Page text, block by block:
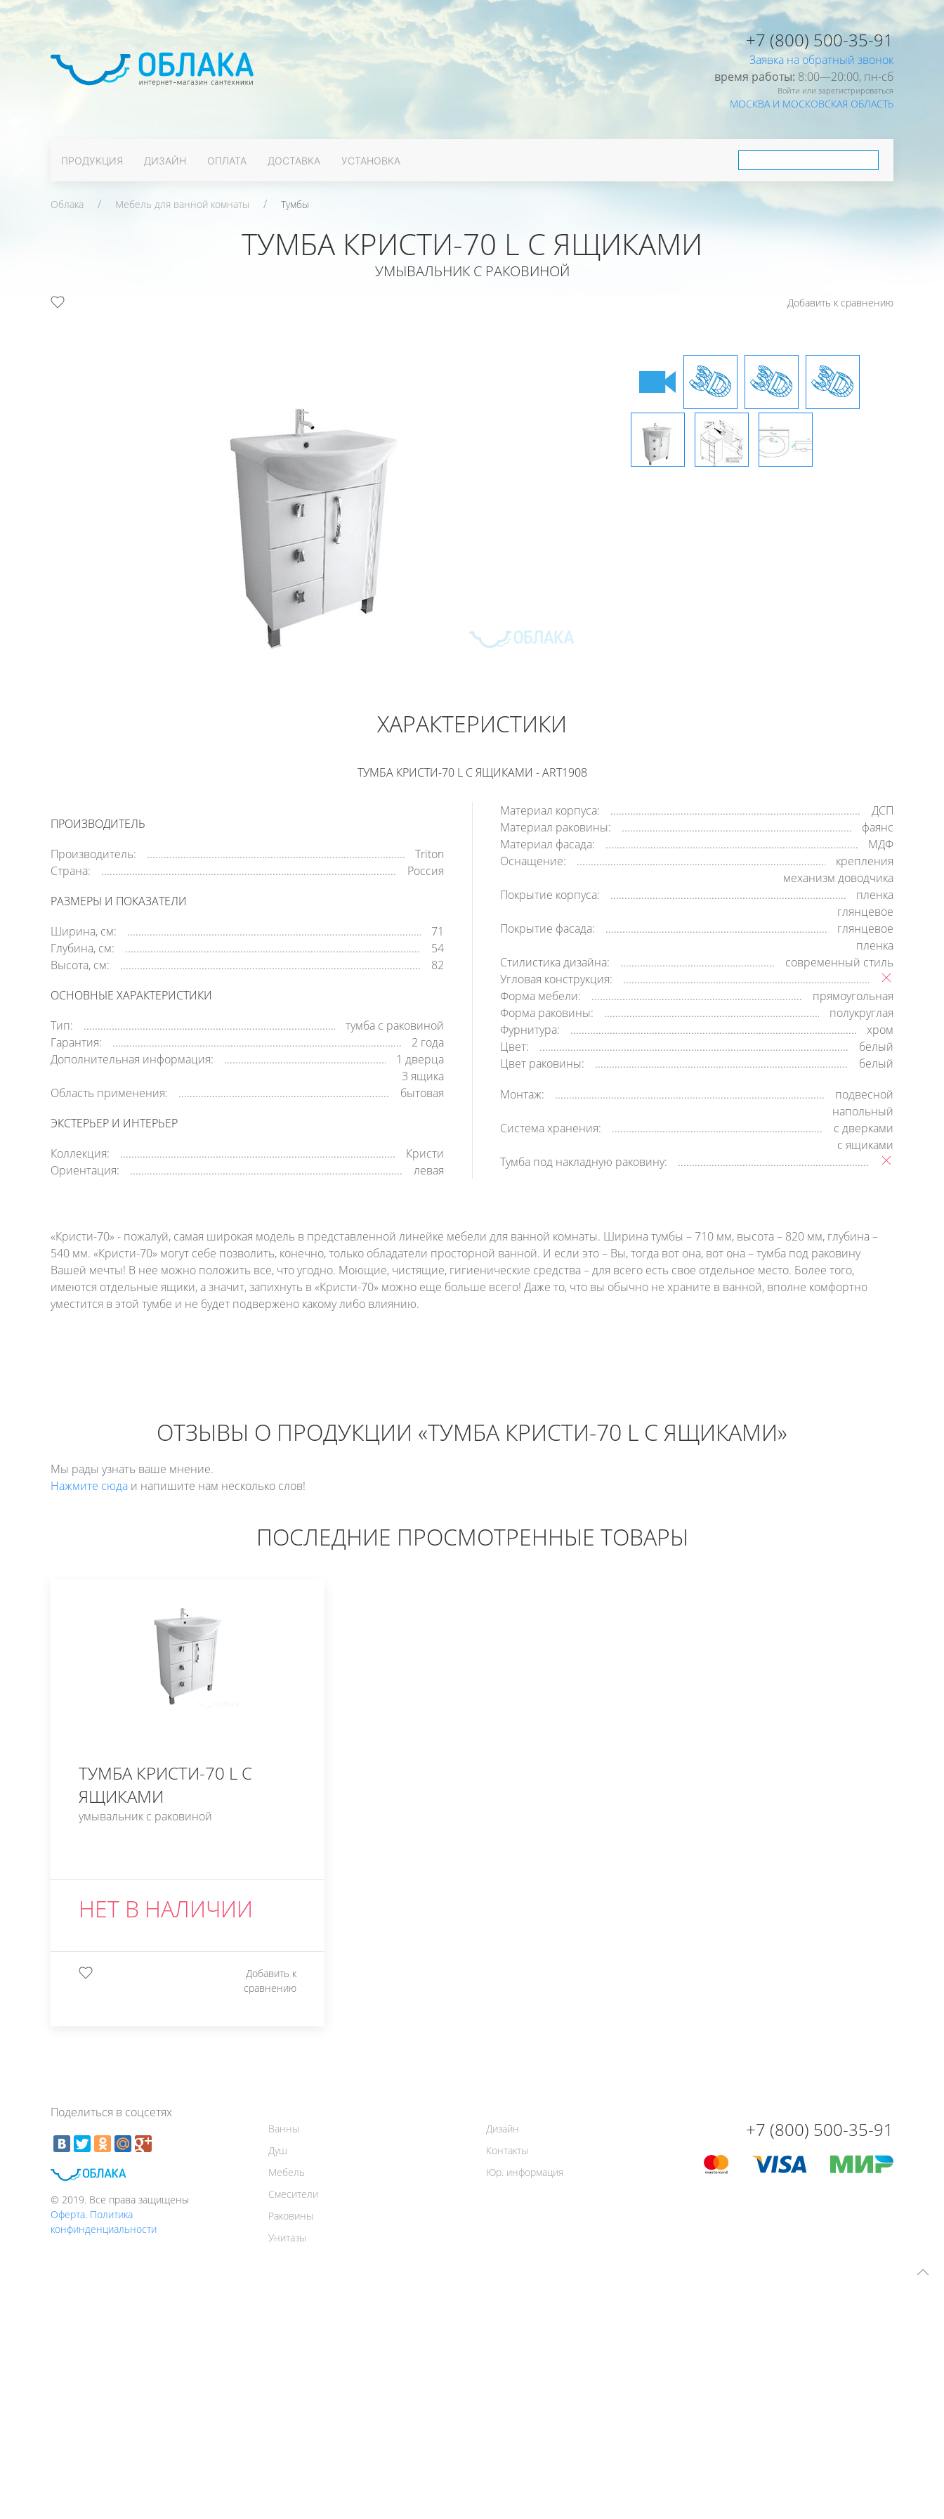
+7 (800) 500-35-91
Заявка на обратный звонок
время работы: 8:00—20:00, пн-cб
Войти или зарегистрироваться
МОСКВА И МОСКОВСКАЯ ОБЛАСТЬ
ПРОДУКЦИЯ ДИЗАЙН ОПЛАТА ДОСТАВКА УСТАНОВКА
Облака Мебель для ванной комнаты Тумбы
ТУМБА КРИСТИ-70 L С ЯЩИКАМИ
УМЫВАЛЬНИК С РАКОВИНОЙ
Добавить к сравнению
РУБ
ХАРАКТЕРИСТИКИ
ТУМБА КРИСТИ-70 L С ЯЩИКАМИ - ART1908
ПРОИЗВОДИТЕЛЬ
Производитель:
Triton
Страна:
Россия
РАЗМЕРЫ И ПОКАЗАТЕЛИ
Ширина, см:
71
Глубина, см:
54
Высота, см:
82
ОСНОВНЫЕ ХАРАКТЕРИСТИКИ
Тип:
тумба с раковиной
Гарантия:
2 года
Дополнительная информация:
1 дверца
3 ящика
Область применения:
бытовая
ЭКСТЕРЬЕР И ИНТЕРЬЕР
Коллекция:
Кристи
Ориентация:
левая
Материал корпуса:
ДСП
Материал раковины:
фаянс
Материал фасада:
МДФ
Оснащение:
крепления
механизм доводчика
Покрытие корпуса:
пленка
глянцевое
Покрытие фасада:
глянцевое
пленка
Стилистика дизайна:
современный стиль
Угловая конструкция:
Форма мебели:
прямоугольная
Форма раковины:
полукруглая
Фурнитура:
хром
Цвет:
белый
Цвет раковины:
белый
Монтаж:
подвесной
напольный
Система хранения:
с дверками
с ящиками
Тумба под накладную раковину:
«Кристи-70» - пожалуй, самая широкая модель в представленной линейке мебели для ванной комнаты. Ширина тумбы – 710 мм, высота – 820 мм, глубина –
540 мм. «Кристи-70» могут себе позволить, конечно, только обладатели просторной ванной. И если это – Вы, тогда вот она, вот она – тумба под раковину
Вашей мечты! В нее можно положить все, что угодно. Моющие, чистящие, гигиенические средства – для всего есть свое отдельное место. Более того,
имеются отдельные ящики, а значит, запихнуть в «Кристи-70» можно еще больше всего! Даже то, что вы обычно не храните в ванной, вполне комфортно
уместится в этой тумбе и не будет подвержено какому либо влиянию.
ОТЗЫВЫ О ПРОДУКЦИИ «ТУМБА КРИСТИ-70 L С ЯЩИКАМИ»
Мы рады узнать ваше мнение.
Нажмите сюда и напишите нам несколько слов!
ПОСЛЕДНИЕ ПРОСМОТРЕННЫЕ ТОВАРЫ
ТУМБА КРИСТИ-70 L С
ЯЩИКАМИ
умывальник с раковиной
НЕТ В НАЛИЧИИ
Добавить к
сравнению
Поделиться в соцсетях
© 2019. Все права защищены
Оферта. Политика
конфинденциальности
Ванны
Душ
Мебель
Смесители
Раковины
Унитазы
Дизайн
Контакты
Юр. информация
+7 (800) 500-35-91